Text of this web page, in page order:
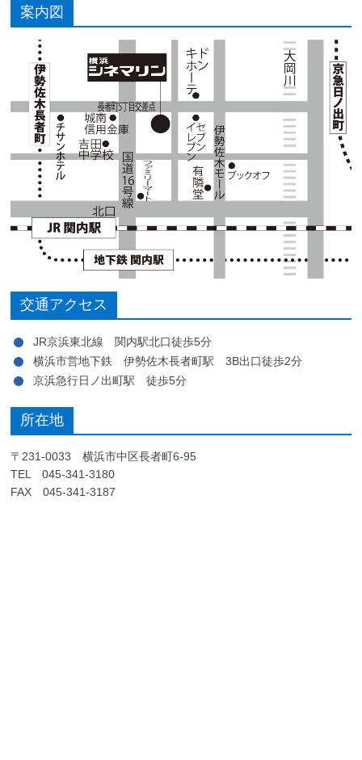
案内図
交通アクセス
JR京浜東北線 関内駅北口徒歩5分
横浜市営地下鉄 伊勢佐木長者町駅 3B出口徒歩2分
京浜急行日ノ出町駅 徒歩5分
所在地
〒231-0033 横浜市中区長者町6-95
TEL 045-341-3180
FAX 045-341-3187